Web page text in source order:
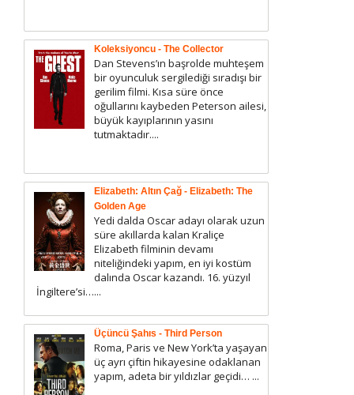
Koleksiyoncu - The Collector
Dan Stevens’ın başrolde muhteşem
bir oyunculuk sergilediği sıradışı bir
gerilim filmi. Kısa süre önce
oğullarını kaybeden Peterson ailesi,
büyük kayıplarının yasını
tutmaktadır....
Elizabeth: Altın Çağ - Elizabeth: The
Golden Age
Yedi dalda Oscar adayı olarak uzun
süre akıllarda kalan Kraliçe
Elizabeth filminin devamı
niteliğindeki yapım, en iyi kostüm
dalında Oscar kazandı. 16. yüzyıl
İngiltere’si…...
Üçüncü Şahıs - Third Person
Roma, Paris ve New York’ta yaşayan
üç ayrı çiftin hikayesine odaklanan
yapım, adeta bir yıldızlar geçidi… ...